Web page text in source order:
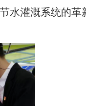
水灌溉系统的革